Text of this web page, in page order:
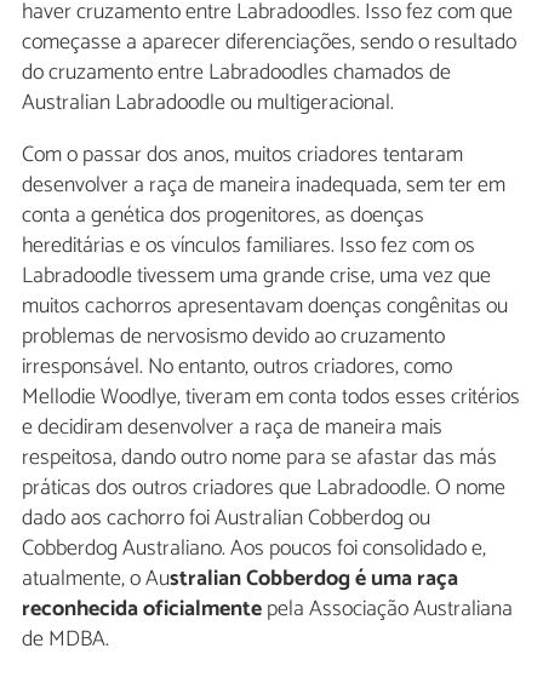
haver cruzamento entre Labradoodles. Isso fez com que
começasse a aparecer diferenciações, sendo o resultado
do cruzamento entre Labradoodles chamados de
Australian Labradoodle ou multigeracional.
Com o passar dos anos, muitos criadores tentaram
desenvolver a raça de maneira inadequada, sem ter em
conta a genética dos progenitores, as doenças
hereditárias e os vínculos familiares. Isso fez com os
Labradoodle tivessem uma grande crise, uma vez que
muitos cachorros apresentavam doenças congênitas ou
problemas de nervosismo devido ao cruzamento
irresponsável. No entanto, outros criadores, como
Mellodie Woodlye, tiveram em conta todos esses critérios
e decidiram desenvolver a raça de maneira mais
respeitosa, dando outro nome para se afastar das más
práticas dos outros criadores que Labradoodle. O nome
dado aos cachorro foi Australian Cobberdog ou
Cobberdog Australiano. Aos poucos foi consolidado e,
atualmente, o Australian Cobberdog é uma raça
reconhecida oficialmentepela Associação Australiana
de MDBA.